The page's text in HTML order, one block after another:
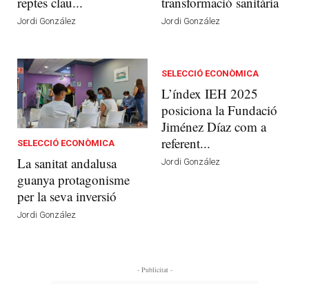
Jordi González Jordi González
SELECCIÓ ECONÒMICA
La sanitat andalusa
guanya protagonisme
per la seva inversió
Jordi González
SELECCIÓ ECONÒMICA
L’índex IEH 2025
posiciona la Fundació
Jiménez Díaz com a
referent...
Jordi González
- Publicitat -